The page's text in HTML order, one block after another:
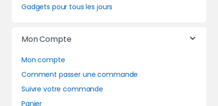
Gadgets pour tous les jours
Mon Compte
Mon compte
Comment passer une commande
Suivre votre commande
Panier